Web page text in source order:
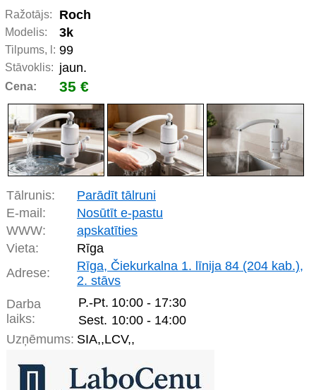
Ražotājs: Roch
Modelis: 3k
Tilpums, l: 99
Stāvoklis: jaun.
Cena: 35 €
Tālrunis:
Parādīt tālruni
E-mail:
Nosūtīt e-pastu
WWW:
apskatīties
Vieta:
Rīga
Adrese:
Rīga, Čiekurkalna 1. līnija 84 (204 kab.),
2. stāvs
Darba
laiks:
P.-Pt. 10:00 - 17:30
Sest. 10:00 - 14:00
Uzņēmums: SIA,,LCV,,